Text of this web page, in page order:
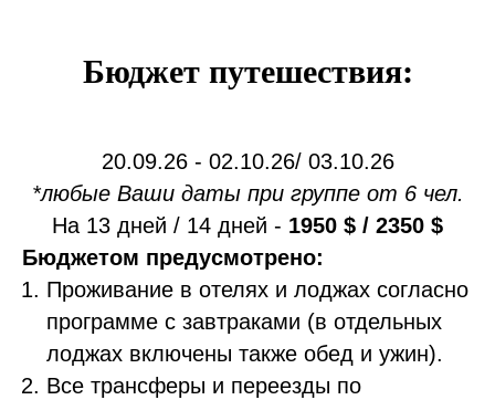
Бюджет путешествия:
20.09.26 - 02.10.26/ 03.10.26
*любые Ваши даты при группе от 6 чел.
На 13 дней / 14 дней - 1950 $ / 2350 $
Бюджетом предусмотрено:
Проживание в отелях и лоджах согласно
программе с завтраками (в отдельных
лоджах включены также обед и ужин).
Все трансферы и переезды по